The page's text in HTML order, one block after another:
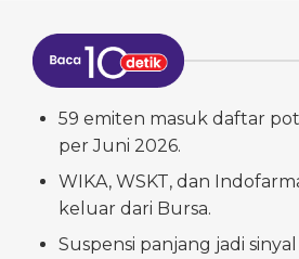
59 emiten masuk daftar
per Juni 2026.
WIKA, WSKT, dan
keluar dari Bursa.
Suspensi panjang jadi